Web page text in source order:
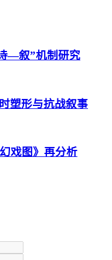
—叙”机制研究
塑形与抗战叙事
戏图》再分析